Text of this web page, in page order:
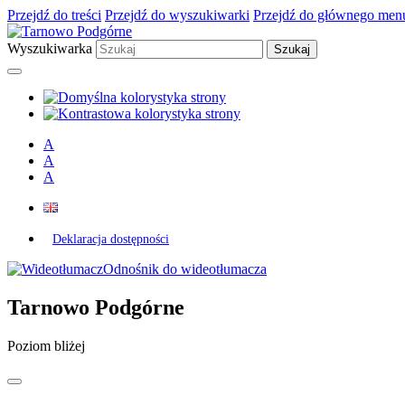
Przejdź do treści Przejdź do wyszukiwarki Przejdź do głównego
Wyszukiwarka
A
A
A
Deklaracja dostępności
Odnośnik do wideotłumacza
Tarnowo Podgórne
Poziom bliżej